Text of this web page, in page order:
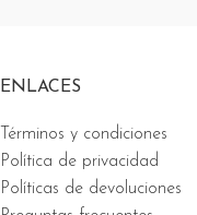
ENLACES
Términos y condiciones
Política de privacidad
Políticas de devoluciones